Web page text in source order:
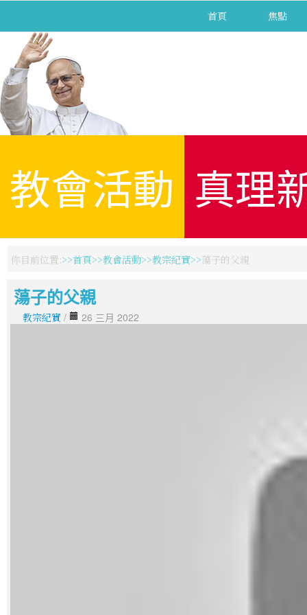
首頁 焦點
教會活動 真理
你目前位置: 首頁 教會活動 教宗紀實 蕩子的父親
蕩子的父親
教宗紀實 / 26 三月 2022